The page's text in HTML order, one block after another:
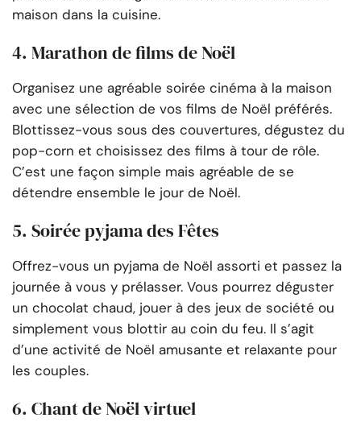
maison dans la cuisine.
4. Marathon de films de Noël
Organisez une agréable soirée cinéma à la maison
avec une sélection de vos films de Noël préférés.
Blottissez-vous sous des couvertures, dégustez du
pop-corn et choisissez des films à tour de rôle.
C’est une façon simple mais agréable de se
détendre ensemble le jour de Noël.
5. Soirée pyjama des Fêtes
Offrez-vous un pyjama de Noël assorti et passez la
journée à vous y prélasser. Vous pourrez déguster
un chocolat chaud, jouer à des jeux de société ou
simplement vous blottir au coin du feu. Il s’agit
d’une activité de Noël amusante et relaxante pour
les couples.
6. Chant de Noël virtuel